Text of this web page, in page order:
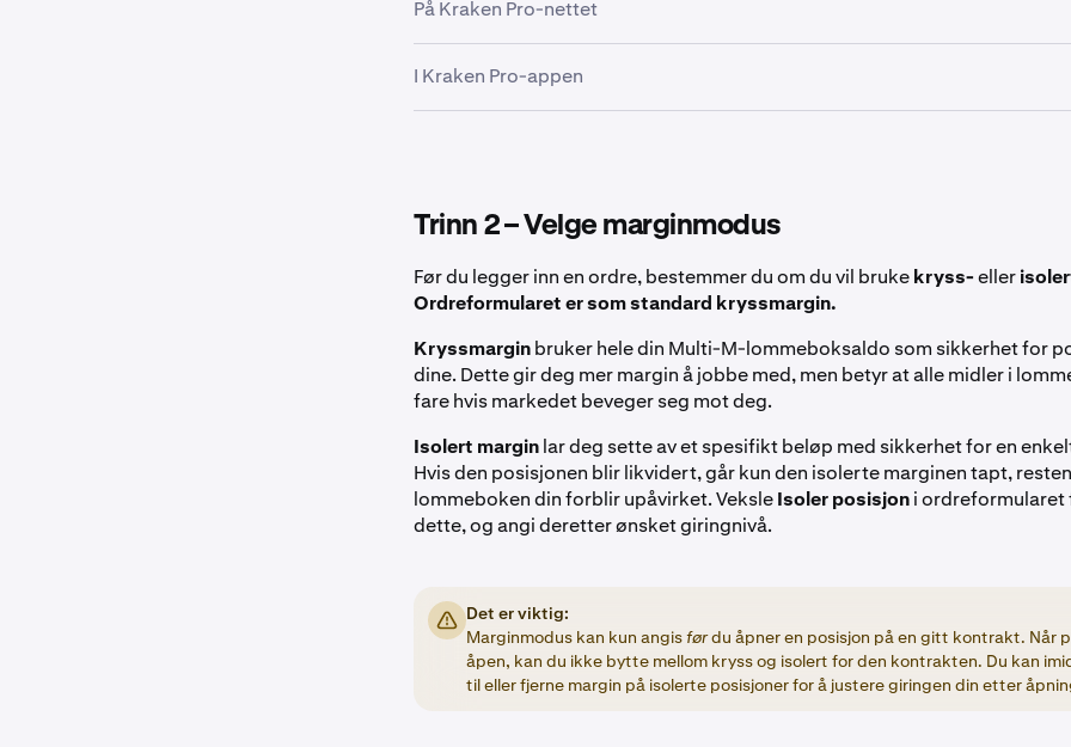
På Kraken Pro-nettet
Klikk på markedsvelgeren i øvre venstre hjørne av
vises, velger du Futures
etter navn (f.eks. «BTC Perp») eller bla etter kategori.
I Kraken Pro-appen
Fra Markedshandel-siden trykker du påKjøp
Trinn 2 – Velge marginmodus
Før du legger inn en ordre, bestemmer du om du vil brukekryss-eller
Ordreformularet er som standard kryssmargin.
Kryssmarginbruker hele din Multi-M-lommeboksaldo som sikkerhet for
dine. Dette gir deg mer margin å jobbe med, men betyr at alle midler i
fare hvis markedet beveger seg mot deg.
Isolert marginlar deg sette av et spesifikt beløp med sikkerhet for en
Hvis den posisjonen blir likvidert, går kun den isolerte marginen tapt,
lommeboken din forblir upåvirket. VeksleIsoler posisjoni ordreformularet
dette, og angi deretter ønsket giringnivå.
Det er viktig:
Marginmodus kan kun angisførdu åpner en posisjon på en gitt kontrakt. Når
åpen, kan du ikke bytte mellom kryss og isolert for den kontrakten. Du kan
til eller fjerne margin på isolerte posisjoner for å justere giringen din etter